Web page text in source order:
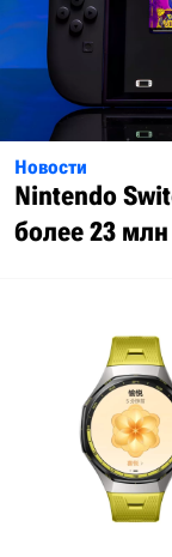
Новости
Nintendo
более 23 млн